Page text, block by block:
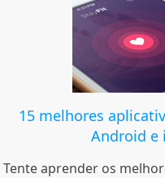
15 melhores
Android e
Tente aprender os